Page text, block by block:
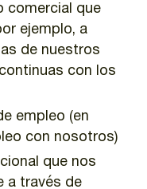
comercial que
ejemplo, a
de nuestros
con los
empleo (en
con nosotros)
que nos
a través de